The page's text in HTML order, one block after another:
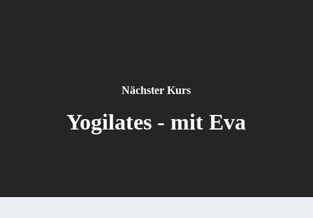
Nächster Kurs
Yogilates - mit Eva